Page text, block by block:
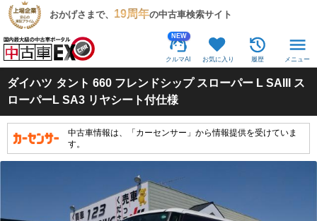
おかげさまで、 19周年の中古車検索サイト
NEW
クルマAI お気に入り 履歴 メニュー
ダイハツ タント 660 フレンドシップ スローパー L SAIII ス
ローパーL SA3 リヤシート付仕様
中古車情報は、「カーセンサー」から情報提供を受けていま
す。